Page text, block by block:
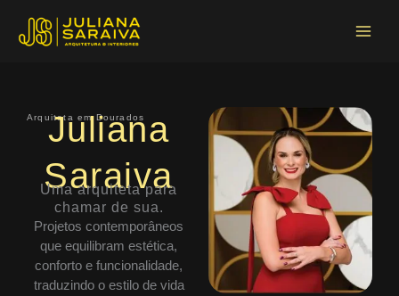
Arquiteta em Dourados
Juliana
Saraiva
Uma arquiteta para
chamar de sua.
Projetos contemporâneos
que equilibram estética,
conforto e funcionalidade,
traduzindo o estilo de vida